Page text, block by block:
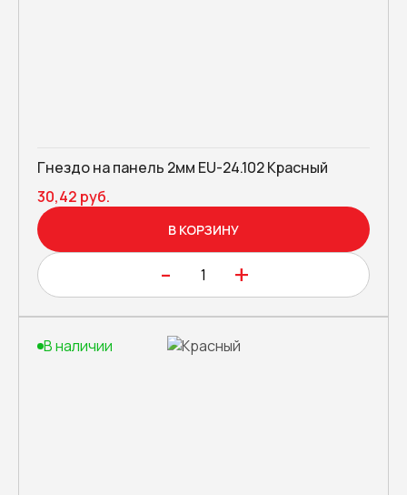
Гнездо на панель 2мм EU-24.102 Красный
30,42 руб.
В КОРЗИНУ
- +
В наличии